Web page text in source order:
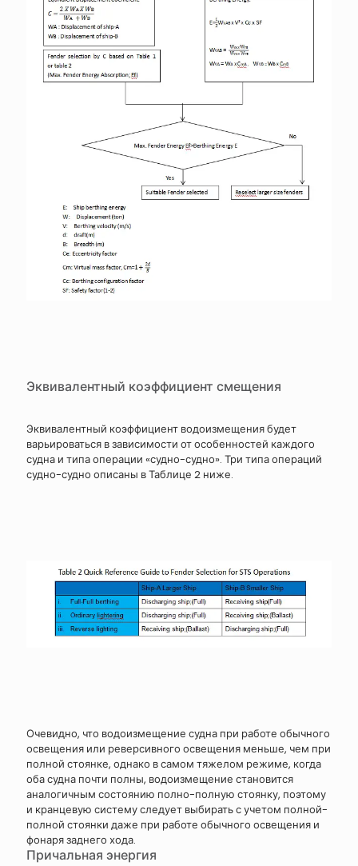
Эквивалентный коэффициент смещения
Эквивалентный коэффициент водоизмещения будет
варьироваться в зависимости от особенностей каждого
судна и типа операции «судно-судно». Три типа операций
судно-судно описаны в Таблице 2 ниже.
Очевидно, что водоизмещение судна при работе обычного
освещения или реверсивного освещения меньше, чем при
полной стоянке, однако в самом тяжелом режиме, когда
оба судна почти полны, водоизмещение становится
аналогичным состоянию полно-полную стоянку, поэтому
и кранцевую систему следует выбирать с учетом полной-
полной стоянки даже при работе обычного освещения и
фонаря заднего хода.
Причальная энергия